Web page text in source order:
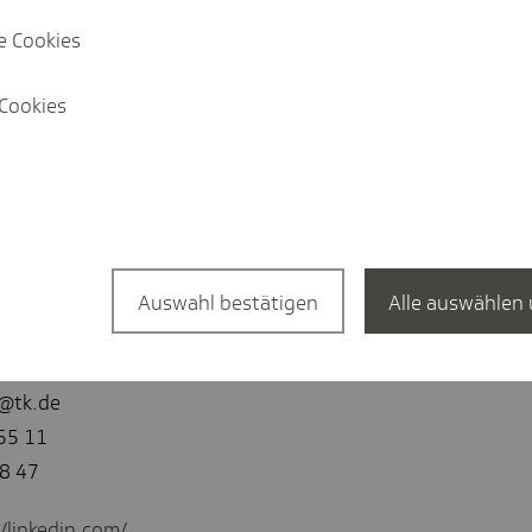
1.001 Personen ab 18 Jahre
Hamburg.
11
47
Cookies
Auswahl bestätigen Alle auswählen